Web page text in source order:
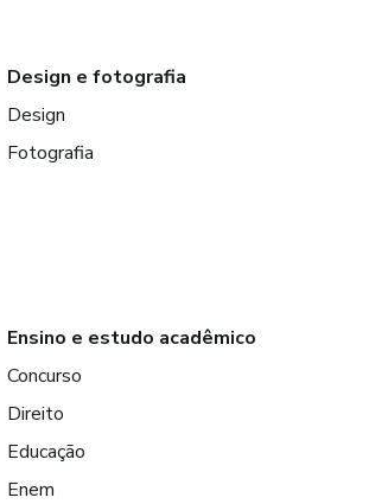
Design e fotografia
Design
Fotografia
Ensino e estudo acadêmico
Concurso
Direito
Educação
Enem